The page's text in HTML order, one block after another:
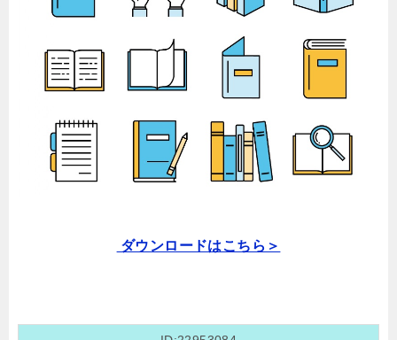
ダウンロードはこちら＞